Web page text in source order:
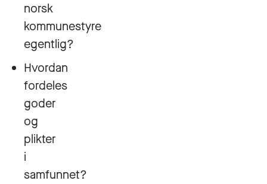
norsk
kommunestyre
egentlig?
Hvordan
fordeles
goder
og
plikter
i
samfunnet?